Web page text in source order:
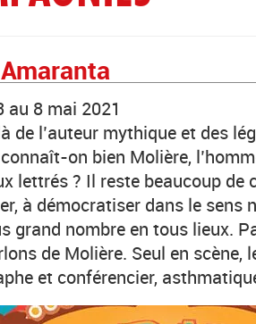
au 8 mai 2021
de l’auteur mythique et des
on bien Molière,
lettrés ? Il reste beaucoup de
à démocratiser dans le sens
grand nombre en tous lieux.
de Molière. Seul en scène,
et conférencier,